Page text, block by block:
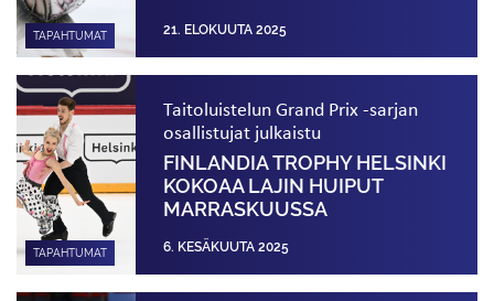
TAPAHTUMAT 21. ELOKUUTA 2025
TAPAHTUMAT
Taitoluistelun Grand Prix -sarjan
osallistujat julkaistu
FINLANDIA TROPHY HELSINKI
KOKOAA LAJIN HUIPUT
MARRASKUUSSA
6. KESÄKUUTA 2025